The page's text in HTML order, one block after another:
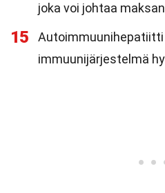
joka voi johtaa
15
Autoimmuunihepatiitti
immuunijärjestelmä